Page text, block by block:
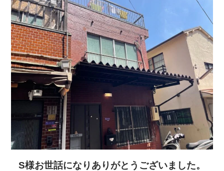
S様お世話になりありがとうございました。